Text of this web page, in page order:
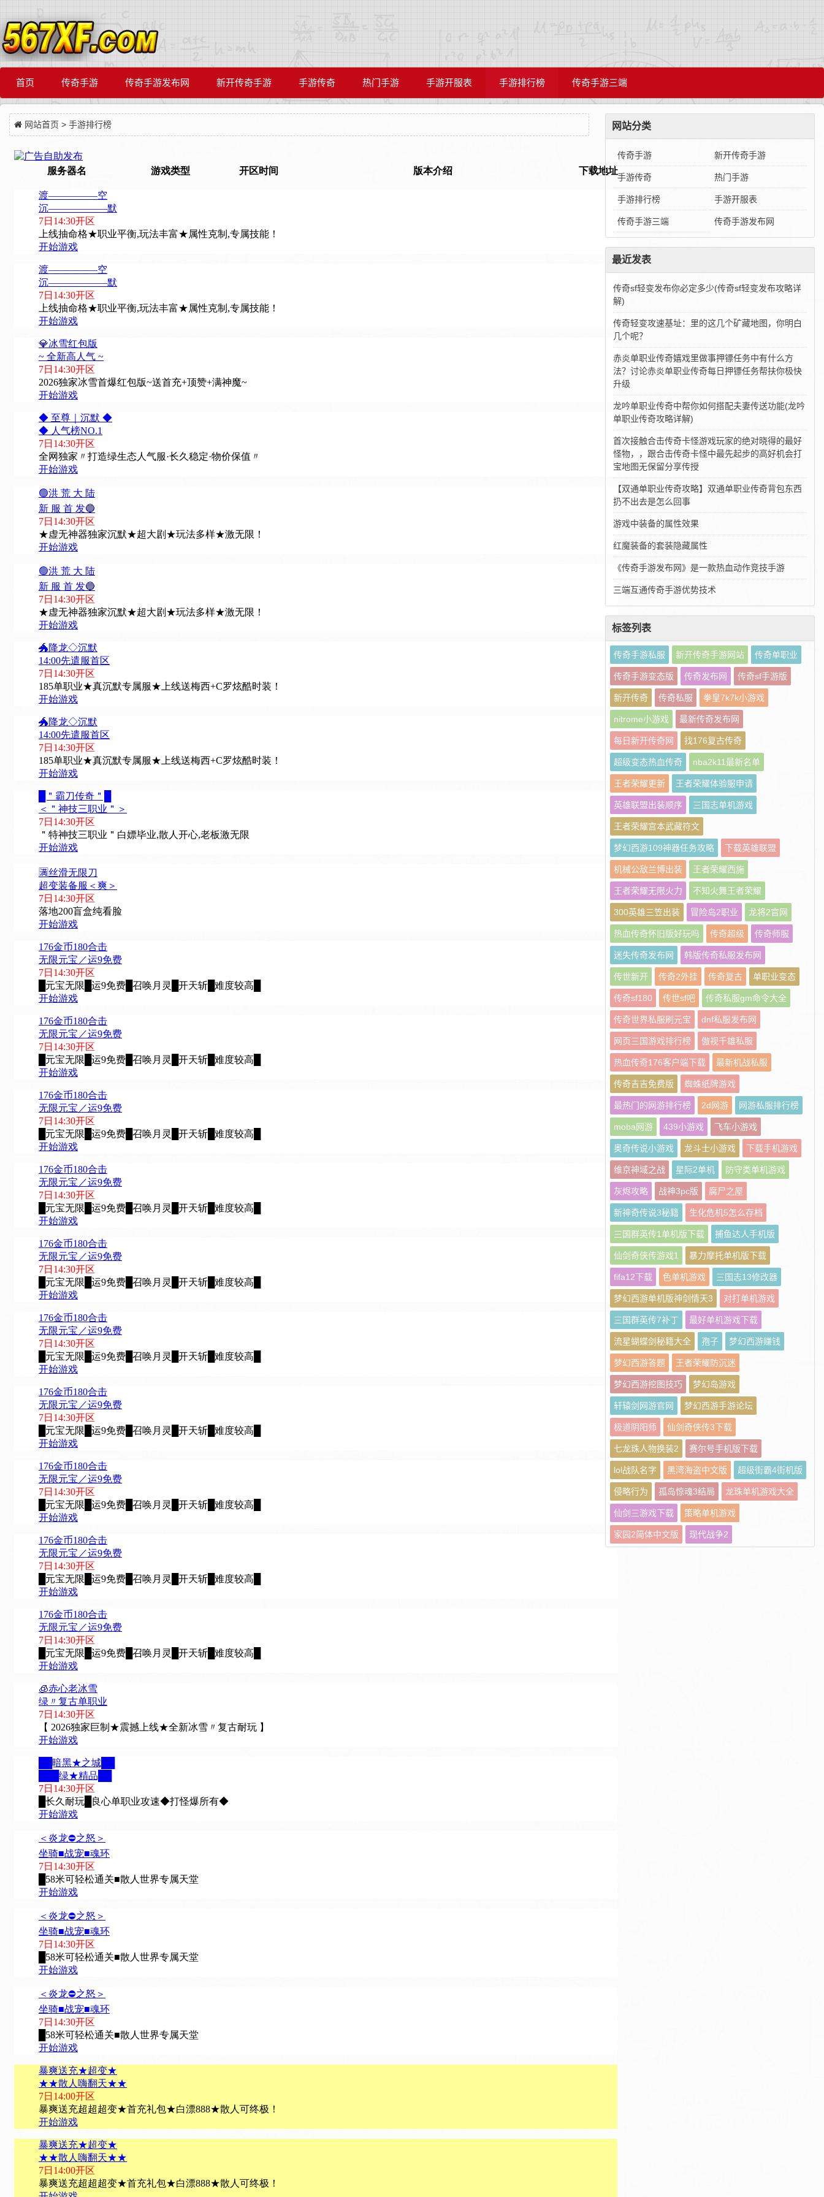
首页 传奇手游 传奇手游发布网 新开传奇手游 手游传奇 热门手游 手游开服表 手游排行榜 传奇手游三端
网站首页 > 手游排行榜 网站分类
传奇手游 新开传奇手游
手游传奇 热门手游
手游排行榜 手游开服表
传奇手游三端 传奇手游发布网
最近发表
传奇sf轻变发布你必定多少(传奇sf轻变发布攻略详
解)
传奇轻变攻速基址：里的这几个矿藏地图，你明白
几个呢？
赤炎单职业传奇嬉戏里做事押镖任务中有什么方
法？讨论赤炎单职业传奇每日押镖任务帮扶你极快
升级
龙吟单职业传奇中帮你如何搭配夫妻传送功能(龙吟
单职业传奇攻略详解)
首次接触合击传奇卡怪游戏玩家的绝对晓得的最好
怪物，，跟合击传奇卡怪中最先起步的高好机会打
宝地图无保留分享传授
【双通单职业传奇攻略】双通单职业传奇背包东西
扔不出去是怎么回事
游戏中装备的属性效果
红魔装备的套装隐藏属性
《传奇手游发布网》是一款热血动作竞技手游
三端互通传奇手游优势技术
标签列表
传奇手游私服 新开传奇手游网站 传奇单职业
传奇手游变态版 传奇发布网 传奇sf手游版
新开传奇 传奇私服 拳皇7k7k小游戏
nitrome小游戏 最新传奇发布网
每日新开传奇网 找176复古传奇
超级变态热血传奇 nba2k11最新名单
王者荣耀更新 王者荣耀体验服申请
英雄联盟出装顺序 三国志单机游戏
王者荣耀宫本武藏符文
梦幻西游109神器任务攻略 下载英雄联盟
机械公敌兰博出装 王者荣耀西施
王者荣耀无限火力 不知火舞王者荣耀
300英雄三笠出装 冒险岛2职业 龙将2官网
热血传奇怀旧版好玩吗 传奇超级 传奇师服
迷失传奇发布网 韩版传奇私服发布网
传世新开 传奇2外挂 传奇复古 单职业变态
传奇sf180 传世sf吧 传奇私服gm命令大全
传奇世界私服刷元宝 dnf私服发布网
网页三国游戏排行榜 傲视千雄私服
热血传奇176客户端下载 最新机战私服
传奇吉吉免费版 蜘蛛纸牌游戏
最热门的网游排行榜 2d网游 网游私服排行榜
moba网游 439小游戏 飞车小游戏
奥奇传说小游戏 龙斗士小游戏 下载手机游戏
维京神域之战 星际2单机 防守类单机游戏
灰烬攻略 战神3pc版 腐尸之屋
新神奇传说3秘籍 生化危机5怎么存档
三国群英传1单机版下载 捕鱼达人手机版
仙剑奇侠传游戏1 暴力摩托单机版下载
fifa12下载 色单机游戏 三国志13修改器
梦幻西游单机版神剑情天3 对打单机游戏
三国群英传7补丁 最好单机游戏下载
流星蝴蝶剑秘籍大全 孢子 梦幻西游赚钱
梦幻西游答题 王者荣耀防沉迷
梦幻西游挖图技巧 梦幻岛游戏
轩辕剑网游官网 梦幻西游手游论坛
极道阴阳师 仙剑奇侠传3下载
七龙珠人物换装2 赛尔号手机版下载
lol战队名字 黑湾海盗中文版 超级街霸4街机版
侵略行为 孤岛惊魂3结局 龙珠单机游戏大全
仙剑三游戏下载 策略单机游戏
家园2简体中文版 现代战争2